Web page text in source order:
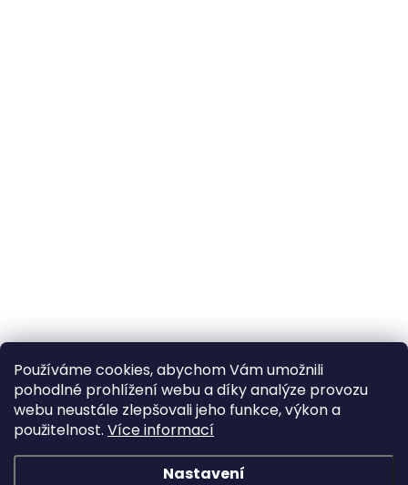
Používáme cookies, abychom Vám umožnili
pohodlné prohlížení webu a díky analýze provozu
webu neustále zlepšovali jeho funkce, výkon a
použitelnost. Více informací
Nastavení